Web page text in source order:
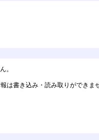
。
は書き込み・読み取りができま